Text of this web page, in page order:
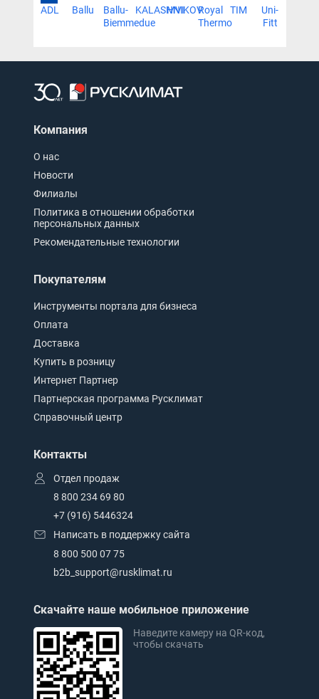
ADL Ballu
Ballu-
Biemmedue
KALASHNIKOV
MVI
Royal
Thermo
TIM
Uni-
Fitt
Компания
О нас
Новости
Филиалы
Политика в отношении обработки
персональных данных
Рекомендательные технологии
Покупателям
Инструменты портала для бизнеса
Оплата
Доставка
Купить в розницу
Интернет Партнер
Партнерская программа Русклимат
Справочный центр
Контакты
Отдел продаж
8 800 234 69 80
+7 (916) 5446324
Написать в поддержку сайта
8 800 500 07 75
b2b_support@rusklimat.ru
Скачайте наше мобильное приложение
Наведите камеру на QR-код,
чтобы скачать